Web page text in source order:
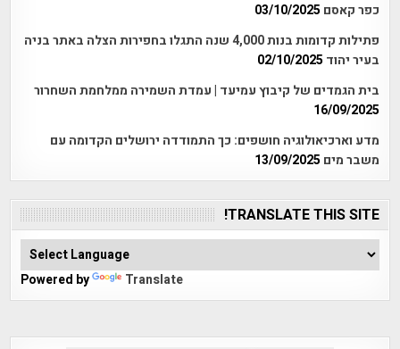
כפר קאסם 03/10/2025
פתילות קדומות בנות 4,000 שנה התגלו בחפירות הצלה באתר בניה
בעיר יהוד 02/10/2025
בית הגמדים של קיבוץ עמיעד | עמדת השמירה ממלחמת השחרור
16/09/2025
מדע וארכיאולוגיה חושפים: כך התמודדה ירושלים הקדומה עם
משבר מים 13/09/2025
TRANSLATE THIS SITE!
Powered by Translate